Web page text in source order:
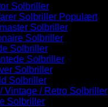
Solbriller
Solbriller
Solbriller
Solbriller
Solbriller
Solbriller
Solbriller
Solbriller
Vintage / Retro Solbriller
Solbriller